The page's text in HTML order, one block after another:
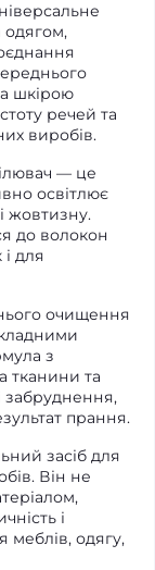
одягом,
шкірою
речей та
виробів.
— це
освітлює
жовтизну.
до волокон
для
очищення
з
тканини та
забруднення,
прання.
засіб для
Він не
і
меблів, одягу,